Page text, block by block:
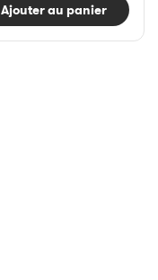
Ajouter au panier